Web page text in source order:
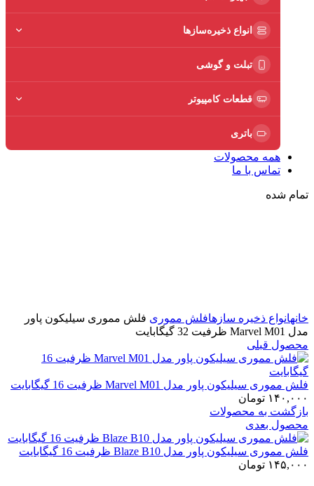
انواع ذخیره‌سازها
تبلت و گوشی
قطعات کامپیوتر
باتری
همه محصولات
تماس با ما
تمام شده
خانهانواع ذخیره سازهافلش مموری فلش مموری سیلیکون پاور
مدل Marvel M01 ظرفیت 32 گیگابایت
محصول قبلی
فلش مموری سیلیکون پاور مدل Marvel M01 ظرفیت 16 گیگابایت
۱۴۰,۰۰۰ تومان
بازگشت به محصولات
محصول بعدی
فلش مموری سیلیکون پاور مدل Blaze B10 ظرفیت 16 گیگابایت
۱۴۵,۰۰۰ تومان